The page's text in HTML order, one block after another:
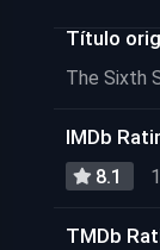
Título
The Sixth
IMDb
8.1
TMDb